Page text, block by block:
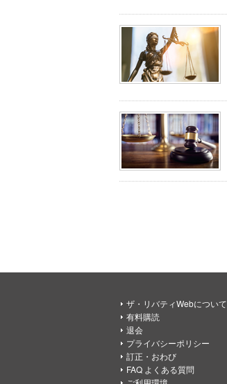
ザ・リバティWebについて
有料購読
退会
プライバシーポリシー
訂正・おわび
FAQ よくある質問